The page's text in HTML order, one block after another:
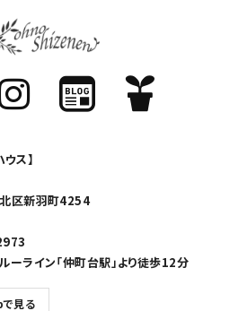
ス】
区新羽町4254
ーライン「仲町台駅」より徒歩12分
見る